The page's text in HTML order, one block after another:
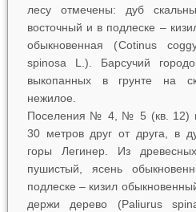
лесу отмечены: дуб
восточный и в подлеске –
обыкновенная (Cotinus
spinosa
L.). Барсучий
выкопанных в грунте на
нежилое.
Поселения № 4, № 5 (кв. 12)
30 метров друг от друга, в
горы Легинер. Из
пушистый, ясень
подлеске – кизил
держи дерево (Paliurus